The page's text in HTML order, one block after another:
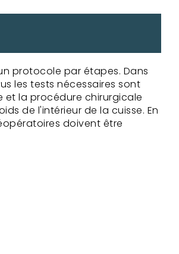
protocole par étapes. Dans
les tests nécessaires sont
et la procédure chirurgicale
de l'intérieur de la cuisse. En
doivent être